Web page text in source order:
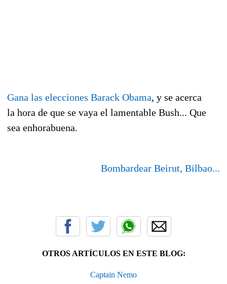
Gana las elecciones Barack Obama, y se acerca
la hora de que se vaya el lamentable Bush... Que
sea enhorabuena.
Bombardear Beirut, Bilbao...
OTROS ARTÍCULOS EN ESTE BLOG:
Captain Nemo